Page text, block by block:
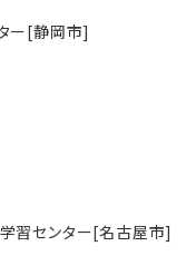
ー[静岡市]
習センター[名古屋市]